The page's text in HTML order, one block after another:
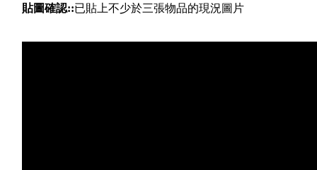
貼圖確認::已貼上不少於三張物品的現況圖片